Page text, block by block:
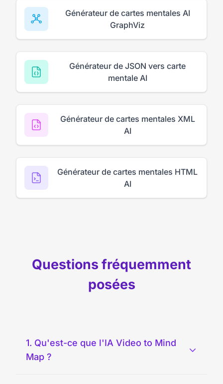
Générateur de cartes mentales AI
GraphViz
Générateur de JSON vers carte
mentale AI
Générateur de cartes mentales XML
AI
Générateur de cartes mentales HTML
AI
Questions fréquemment
posées
1. Qu'est-ce que l'IA Video to Mind
Map ?